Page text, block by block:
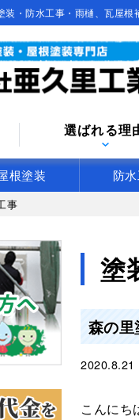
・防水工事・雨樋、瓦屋根
選ばれる理
根塗装 防
事
塗
森の
2020.8.21
こんに